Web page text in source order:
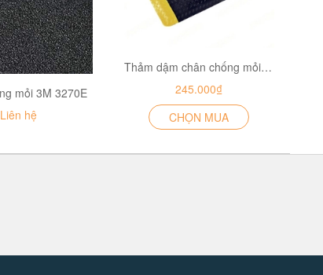
mỏi 3M 3270E
Liên hệ
Thảm dậm chân chống mỏi phòng sạch Anti-Fatigue Floor Mat
245.000₫
CHỌN MUA